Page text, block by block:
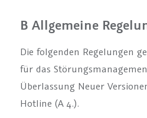
B Allgemeine
Die folgenden Regelungen
für das
Überlassung Neuer
Hotline (A 4.).